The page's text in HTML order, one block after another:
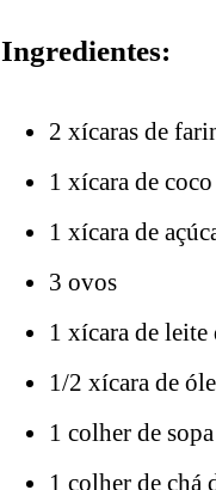
Ingredientes:
2 xícaras de
1 xícara de
1 xícara de
3 ovos
1 xícara de leite
1/2 xícara de
1 colher de
1 colher de chá